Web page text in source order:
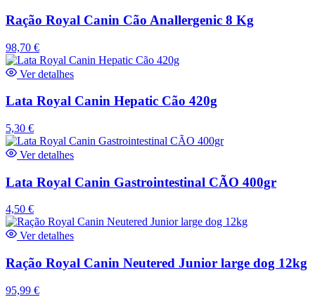
Ração Royal Canin Cão Anallergenic 8 Kg
98,70 €
Ver detalhes
Lata Royal Canin Hepatic Cão 420g
5,30 €
Ver detalhes
Lata Royal Canin Gastrointestinal CÃO 400gr
4,50 €
Ver detalhes
Ração Royal Canin Neutered Junior large dog 12kg
95,99 €